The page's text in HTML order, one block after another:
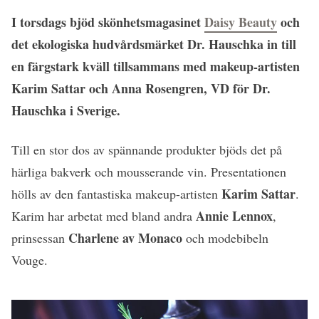
I torsdags bjöd skönhetsmagasinetDaisy Beautyoch
det ekologiska hudvårdsmärket Dr. Hauschka in till
en färgstark kväll tillsammans med makeup-artisten
Karim Sattar och Anna Rosengren, VD för Dr.
Hauschka i Sverige.
Till en stor dos av spännande produkter bjöds det på
härliga bakverk och mousserande vin. Presentationen
hölls av den fantastiska makeup-artisten Karim Sattar.
Karim har arbetat med bland andra Annie Lennox,
prinsessan Charlene av Monaco och modebibeln
Vouge.